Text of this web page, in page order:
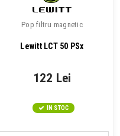
Pop filtru magnetic
Lewitt LCT 50 PSx
122 Lei
IN STOC